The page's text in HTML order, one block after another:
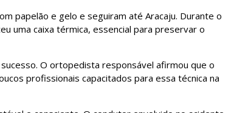
papelão e gelo e seguiram até Aracaju. Durante o
uma caixa térmica, essencial para preservar o
O ortopedista responsável afirmou que o
profissionais capacitados para essa técnica na